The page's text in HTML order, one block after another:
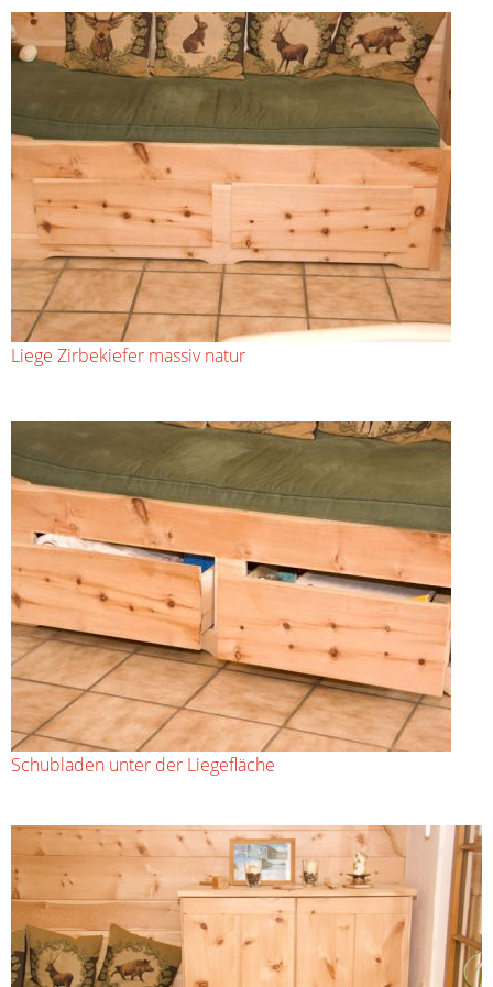
Liege Zirbekiefer massiv natur
Schubladen unter der Liegefläche